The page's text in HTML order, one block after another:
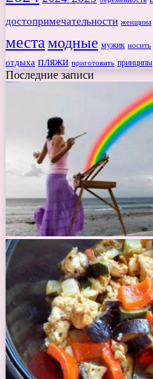
достопримечательности женщина
места модные мужик носить
отдыха пляжи приготовить принципы
Последние записи